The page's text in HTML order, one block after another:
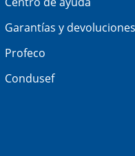
Garantías y devoluciones
Profeco
Condusef